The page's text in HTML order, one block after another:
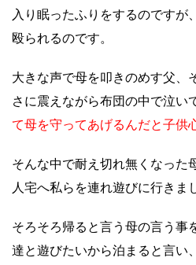
入り眠ったふりをするのですが
殴られるのです。
大きな声で母を叩きのめす父、
さに震えながら布団の中で泣い
て母を守ってあげるんだと子供
そんな中で耐え切れ無くなった
人宅へ私らを連れ遊びに行きま
そろそろ帰ると言う母の言う事
達と遊びたいから泊まると言い